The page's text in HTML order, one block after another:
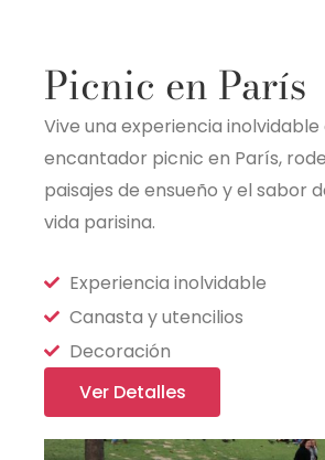
Picnic en París
Vive una experiencia inolvidable
encantador picnic en París,
paisajes de ensueño y el sabor
vida parisina.
Experiencia inolvidable
Canasta y utencilios
Decoración
Ver Detalles